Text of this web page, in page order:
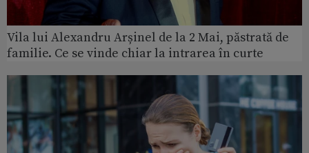
Vila lui Alexandru Arșinel de la 2 Mai, păstrată de
familie. Ce se vinde chiar la intrarea în curte